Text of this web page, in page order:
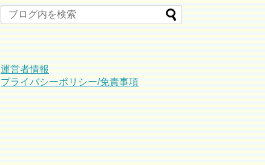
運営者情報
プライバシーポリシー/免責事項